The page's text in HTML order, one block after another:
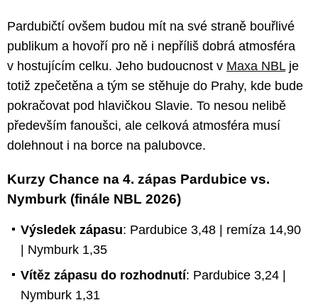
Pardubičtí ovšem budou mít na své straně bouřlivé
publikum a hovoří pro ně i nepříliš dobrá atmosféra
v hostujícím celku. Jeho budoucnost v Maxa NBLje
totiž zpečetěna a tým se stěhuje do Prahy, kde bude
pokračovat pod hlavičkou Slavie. To nesou nelibě
především fanoušci, ale celková atmosféra musí
dolehnout i na borce na palubovce.
Kurzy Chance na 4. zápas Pardubice vs.
Nymburk (finále NBL 2026)
Výsledek zápasu: Pardubice 3,48 | remíza 14,90
| Nymburk 1,35
Vítěz zápasu do rozhodnutí: Pardubice 3,24 |
Nymburk 1,31